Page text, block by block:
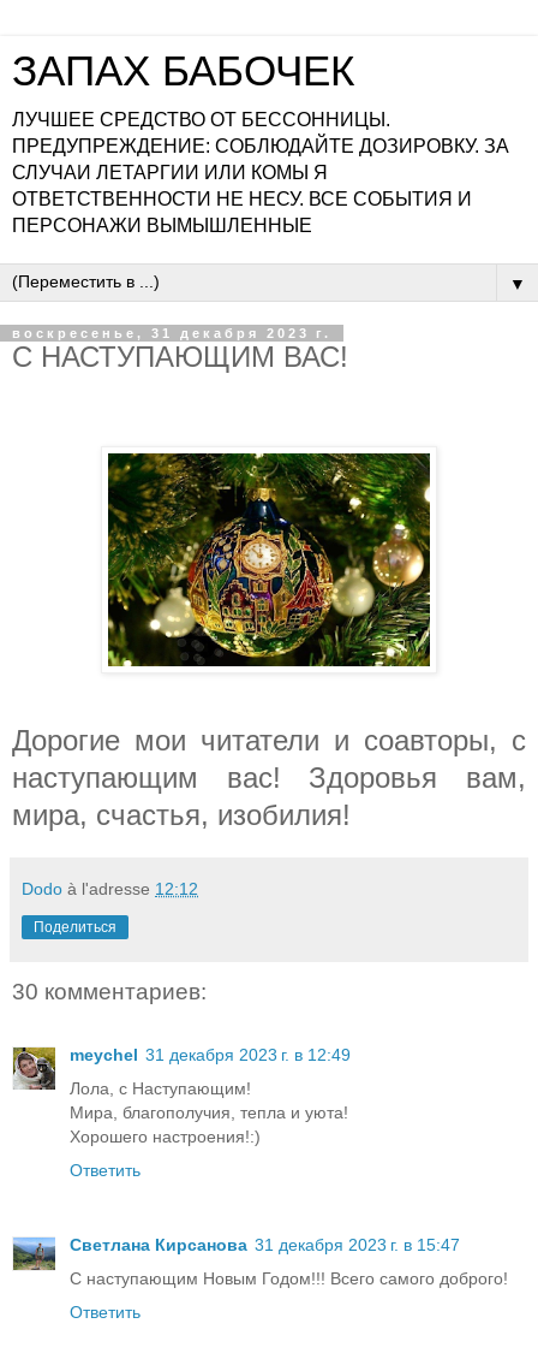
ЗАПАХ БАБОЧЕК
ЛУЧШЕЕ СРЕДСТВО ОТ БЕССОННИЦЫ.
ПРЕДУПРЕЖДЕНИЕ: СОБЛЮДАЙТЕ ДОЗИРОВКУ. ЗА
СЛУЧАИ ЛЕТАРГИИ ИЛИ КОМЫ Я
ОТВЕТСТВЕННОСТИ НЕ НЕСУ. ВСЕ СОБЫТИЯ И
ПЕРСОНАЖИ ВЫМЫШЛЕННЫЕ
▼
воскресенье, 31 декабря 2023 г.
С НАСТУПАЮЩИМ ВАС!
Дорогие мои читатели и соавторы, с
наступающим вас! Здоровья вам,
мира, счастья, изобилия!
Dodo à l'adresse 12:12
Поделиться
30 комментариев:
meychel 31 декабря 2023 г. в 12:49
Лола, с Наступающим!
Мира, благополучия, тепла и уюта!
Хорошего настроения!:)
Ответить
Светлана Кирсанова 31 декабря 2023 г. в 15:47
С наступающим Новым Годом!!! Всего самого доброго!
Ответить